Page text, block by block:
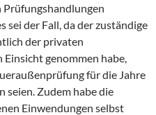
Prüfungshandlungen
sei der Fall, da der zuständige
der privaten
genommen habe,
für die Jahre
seien. Zudem habe die
Einwendungen selbst